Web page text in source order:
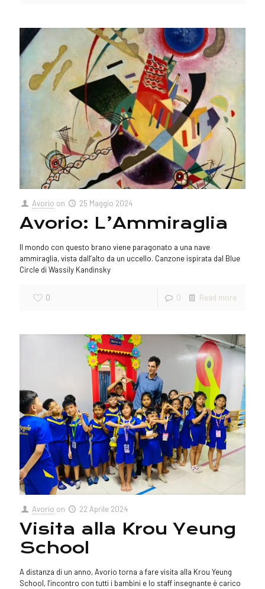
Avorio on 25 Maggio 2024
Avorio: L’Ammiraglia
Il mondo con questo brano viene paragonato a una nave
ammiraglia, vista dall’alto da un uccello. Canzone ispirata dal Blue
Circle di Wassily Kandinsky
0 0 Read more
Avorio on 22 Aprile 2024
Visita alla Krou Yeung
School
A distanza di un anno, Avorio torna a fare visita alla Krou Yeung
School, l’incontro con tutti i bambini e lo staff insegnante è carico